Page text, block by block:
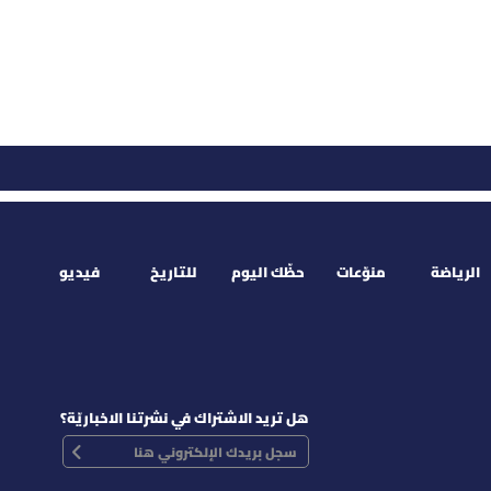
الرياضة منوّعات حظّك اليوم للتاريخ فيديو
هل تريد الاشتراك في نشرتنا الاخباريّة؟